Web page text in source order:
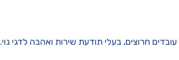
חרוצים, בעלי תודעת שירות ואהבה לדגי נוי.